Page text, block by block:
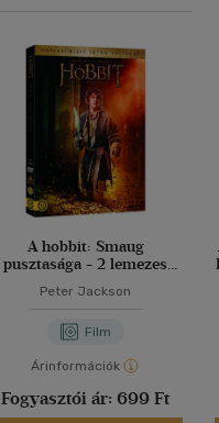
A hobbit: Smaug
pusztasága - 2 lemezes
Peter Jackson
Film
Árinformációk
Fogyasztói ár: 699 Ft